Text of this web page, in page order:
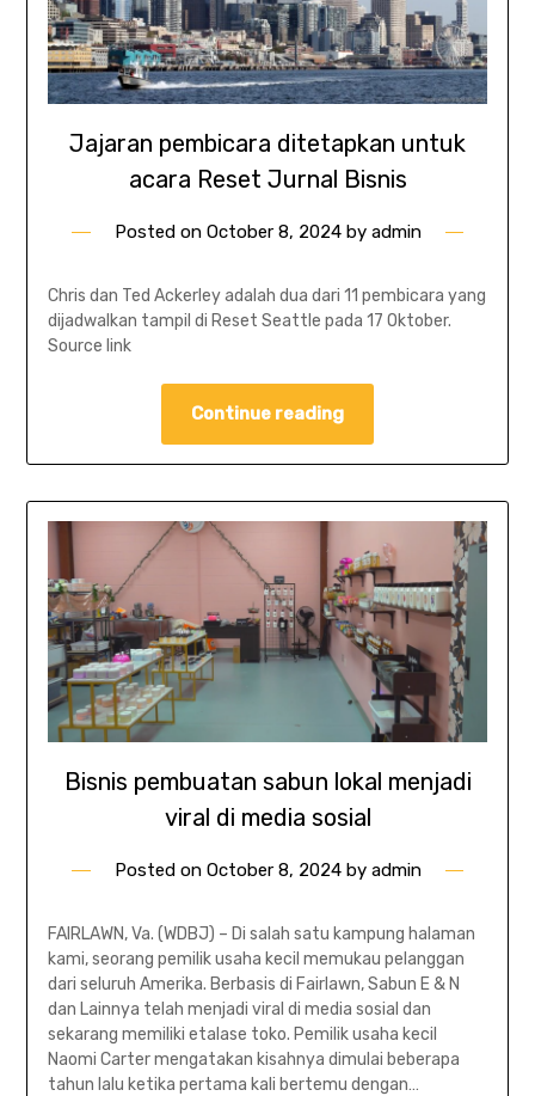
Jajaran pembicara ditetapkan untuk
acara Reset Jurnal Bisnis
Posted on October 8, 2024by admin
Chris dan Ted Ackerley adalah dua dari 11 pembicara yang
dijadwalkan tampil di Reset Seattle pada 17 Oktober.
Source link
Continue reading
Bisnis pembuatan sabun lokal menjadi
viral di media sosial
Posted on October 8, 2024by admin
FAIRLAWN, Va. (WDBJ) – Di salah satu kampung halaman
kami, seorang pemilik usaha kecil memukau pelanggan
dari seluruh Amerika. Berbasis di Fairlawn, Sabun E & N
dan Lainnya telah menjadi viral di media sosial dan
sekarang memiliki etalase toko. Pemilik usaha kecil
Naomi Carter mengatakan kisahnya dimulai beberapa
tahun lalu ketika pertama kali bertemu dengan…